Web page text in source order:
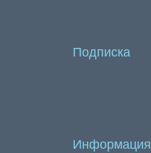
Подписка
Информация